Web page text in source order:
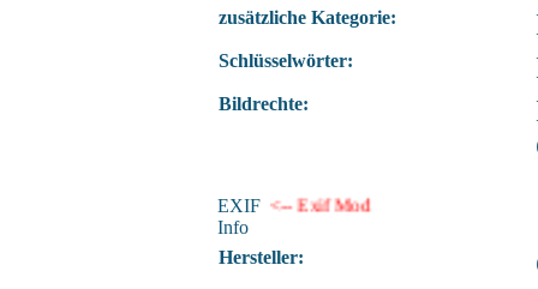
zusätzliche Kategorie:
Schlüsselwörter:
Bildrechte:
EXIF
Info
<-- Exif Mod
Hersteller: